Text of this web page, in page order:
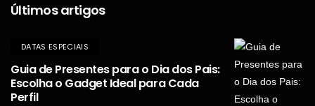
Últimos artigos
DATAS ESPECIAIS
Guia de Presentes para o Dia dos Pais:
Escolha o Gadget Ideal para Cada
Perfil